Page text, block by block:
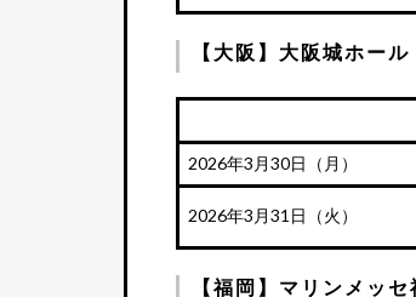
【大阪】大阪城ホール
2026年3月30日（月）
2026年3月31日（火）
【福岡】マリンメッ